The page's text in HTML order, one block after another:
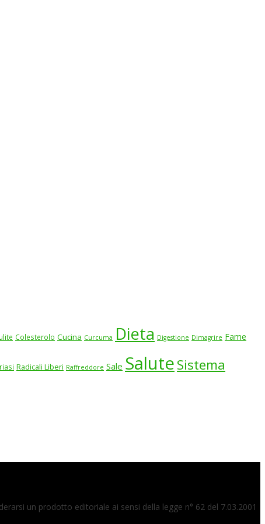
Colesterolo Cucina Curcuma Dieta Digestione Dimagrire Fame
Radicali Liberi Raffreddore Sale Salute Sistema
un prodotto editoriale ai sensi della legge n° 62 del 7.03.2001